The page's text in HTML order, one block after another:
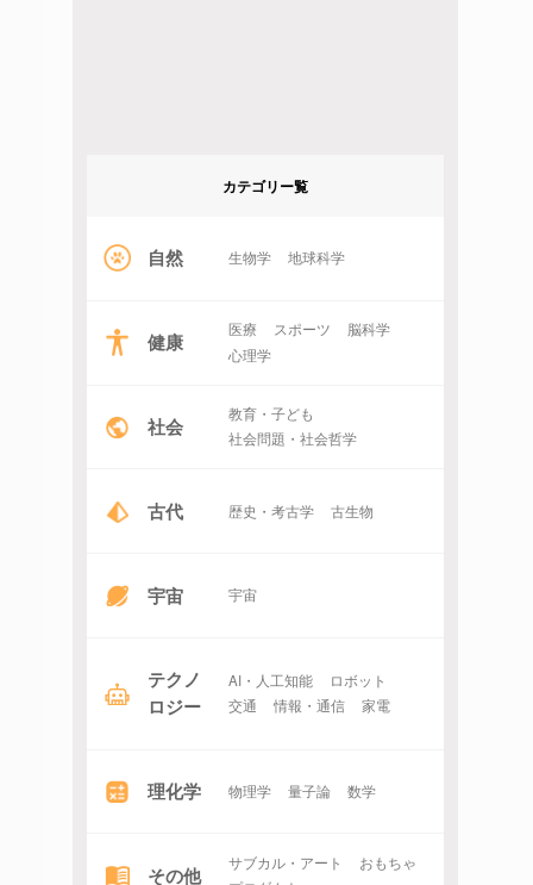
カテゴリー覧
自然 生物学 地球科学
健康 医療 スポーツ
脳科学
心理学
社会
教育・子ども
社会問題・社会哲学
古代 歴史・考古学 古生物
宇宙 宇宙
テクノ
ロジー
AI・人工知能
ロボット
交通
情報・通信 家電
理化学 物理学 量子論 数学
その他 サブカル・アート
おもちゃ